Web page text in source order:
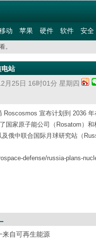
动 苹果 硬件 软件 安全
。
站
月25日 16时01分 星期四
Roscosmos 宣布计划到 2036
国家原子能公司（Rosatom）
俄中联合国际月球研究站（
defense/russia-plans-
自可再生能源